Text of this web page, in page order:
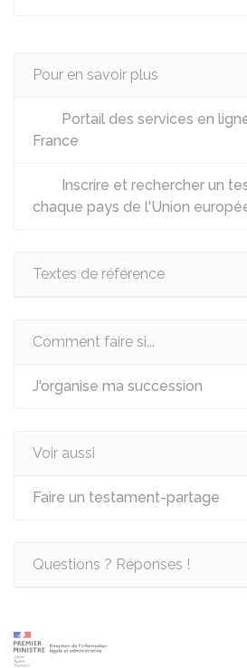
Pour en savoir plus
Portail des services en
France
Inscrire et rechercher un
chaque pays de l'Union
Textes de référence
Comment faire si...
J'organise ma succession
Voir aussi
Faire un testament-partage
Questions ? Réponses !